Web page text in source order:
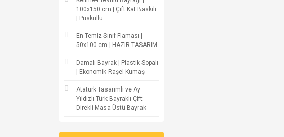
100x150 cm | Çift Kat Baskılı
| Püsküllü
En Temiz Sınıf Flaması |
50x100 cm | HAZIR TASARIM
Damalı Bayrak | Plastik Sopalı
| Ekonomik Raşel Kumaş
Atatürk Tasarımlı ve Ay
Yıldızlı Türk Bayraklı Çift
Direkli Masa Üstü Bayrak